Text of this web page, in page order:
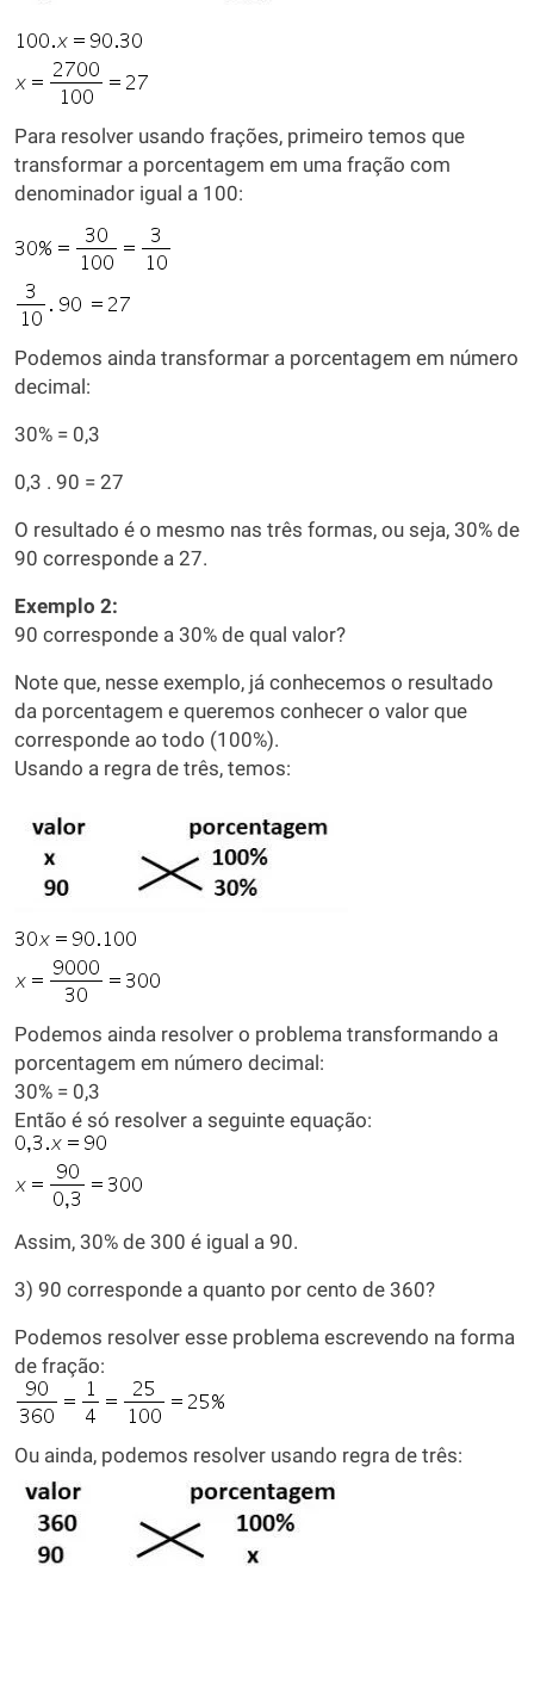
Para resolver usando frações, primeiro temos que
transformar a porcentagem em uma fração com
denominador igual a 100:
Podemos ainda transformar a porcentagem em número
decimal:
30% = 0,3
0,3 . 90 = 27
O resultado é o mesmo nas três formas, ou seja, 30% de
90 corresponde a 27.
Exemplo 2:
90 corresponde a 30% de qual valor?
Note que, nesse exemplo, já conhecemos o resultado
da porcentagem e queremos conhecer o valor que
corresponde ao todo (100%).
Usando a regra de três, temos:
Podemos ainda resolver o problema transformando a
porcentagem em número decimal:
30% = 0,3
Então é só resolver a seguinte equação:
Assim, 30% de 300 é igual a 90.
3) 90 corresponde a quanto por cento de 360?
Podemos resolver esse problema escrevendo na forma
de fração:
Ou ainda, podemos resolver usando regra de três: